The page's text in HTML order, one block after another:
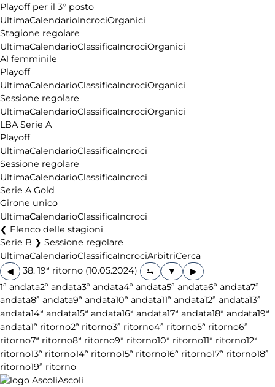
Playoff per il 3° posto
UltimaCalendarioIncrociOrganici
Stagione regolare
UltimaCalendarioClassificaIncrociOrganici
A1 femminile
Playoff
UltimaCalendarioClassificaIncrociOrganici
Sessione regolare
UltimaCalendarioClassificaIncrociOrganici
LBA Serie A
Playoff
UltimaCalendarioClassificaIncroci
Sessione regolare
UltimaCalendarioClassificaIncroci
Serie A Gold
Girone unico
UltimaCalendarioClassificaIncroci
Elenco delle stagioni
Serie B ❯ Sessione regolare
UltimaCalendarioClassificaIncrociArbitriCerca
◀
38. 19ª ritorno (10.05.2024)
▶
1ª andata2ª andata3ª andata4ª andata5ª andata6ª andata7ª
andata8ª andata9ª andata10ª andata11ª andata12ª andata13ª
andata14ª andata15ª andata16ª andata17ª andata18ª andata19ª
andata1ª ritorno2ª ritorno3ª ritorno4ª ritorno5ª ritorno6ª
ritorno7ª ritorno8ª ritorno9ª ritorno10ª ritorno11ª ritorno12ª
ritorno13ª ritorno14ª ritorno15ª ritorno16ª ritorno17ª ritorno18ª
ritorno19ª ritorno
Ascoli